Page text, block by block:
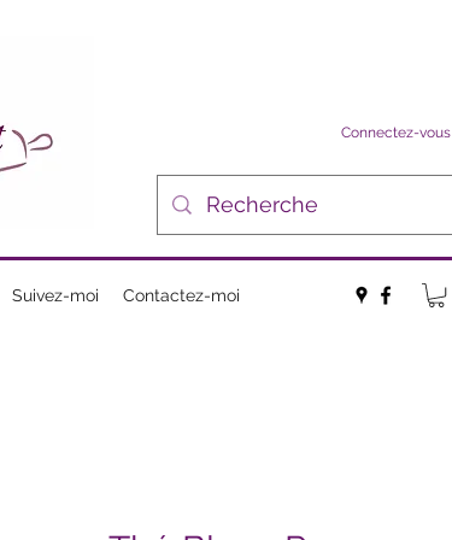
Connectez-vous
Suivez-moi Contactez-moi